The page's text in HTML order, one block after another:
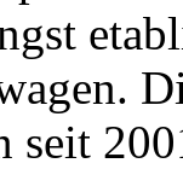
seit